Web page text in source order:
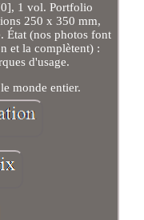
1 vol. Portfolio
250 x 350 mm,
État (nos photos font
et la complètent) :
d'usage.
monde entier.